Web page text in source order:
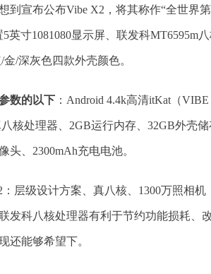
到宣布公布Vibe X2，将其称作“全世界
英寸1081080显示屏、联发科MT6595m
/深灰色四款外壳颜色。
数的以下 ：Android 4.4k高清itKat（
核处理器、2GB运行内存、32GB外壳
头、2300mAh充电电池。
发科八核处理器有利于节约功能损耗、
还能够希望下。